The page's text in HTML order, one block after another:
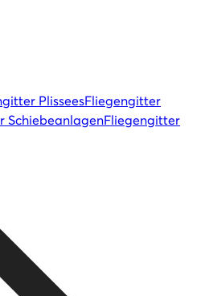
PlisseesFliegengitter
SchiebeanlagenFliegengitter